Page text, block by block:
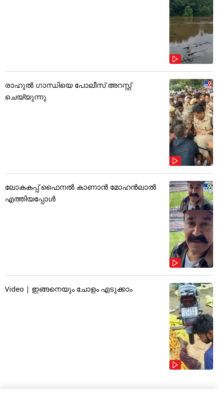
രാഹുൽ ഗാന്ധിയെ പോലീസ് അറസ്റ്റ്
ചെയ്യുന്നു
ലോകകപ്പ് ഫൈനൽ കാണാൻ മോഹൻലാൽ
എത്തിയപ്പോൾ
Video | ഇങ്ങനെയും ചോളം എടുക്കാം